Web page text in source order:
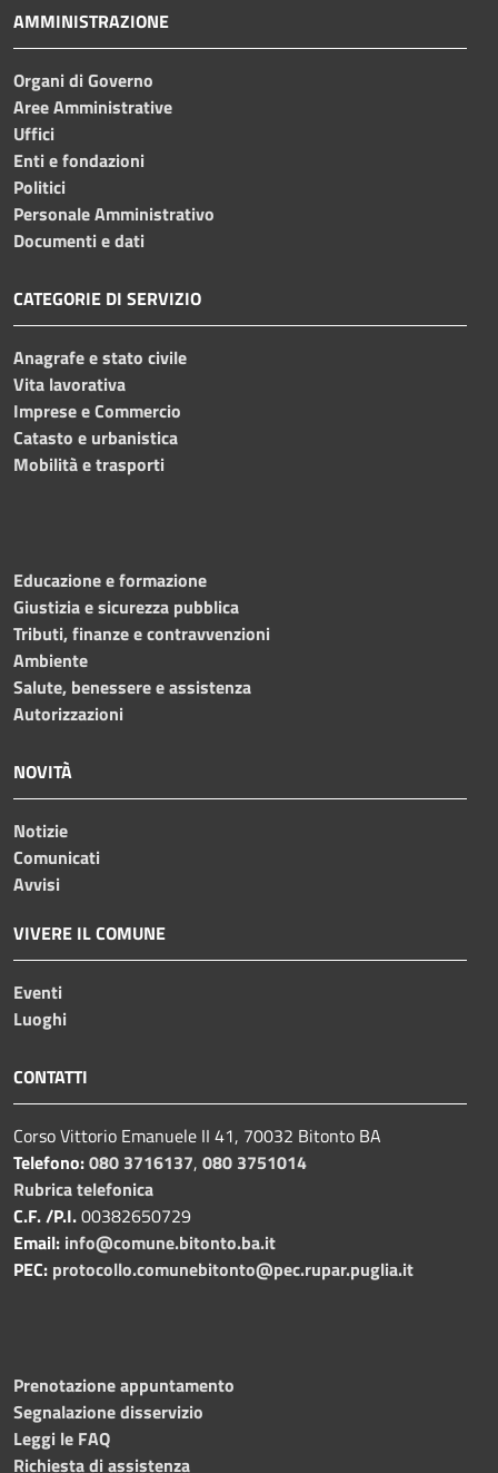
AMMINISTRAZIONE
Organi di Governo
Aree Amministrative
Uffici
Enti e fondazioni
Politici
Personale Amministrativo
Documenti e dati
CATEGORIE DI SERVIZIO
Anagrafe e stato civile
Vita lavorativa
Imprese e Commercio
Catasto e urbanistica
Mobilità e trasporti
Educazione e formazione
Giustizia e sicurezza pubblica
Tributi, finanze e contravvenzioni
Ambiente
Salute, benessere e assistenza
Autorizzazioni
NOVITÀ
Notizie
Comunicati
Avvisi
VIVERE IL COMUNE
Eventi
Luoghi
CONTATTI
Corso Vittorio Emanuele II 41, 70032 Bitonto BA
Telefono:080 3716137, 080 3751014
Rubrica telefonica
C.F. /P.I.00382650729
Email: info@comune.bitonto.ba.it
PEC: protocollo.comunebitonto@pec.rupar.puglia.it
Prenotazione appuntamento
Segnalazione disservizio
Leggi le FAQ
Richiesta di assistenza